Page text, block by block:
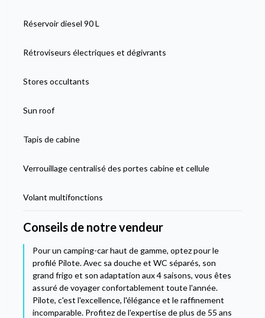
Réservoir diesel 90 L
Rétroviseurs électriques et dégivrants
Stores occultants
Sun roof
Tapis de cabine
Verrouillage centralisé des portes cabine et cellule
Volant multifonctions
Conseils de notre vendeur
Pour un camping-car haut de gamme, optez pour le
profilé Pilote. Avec sa douche et WC séparés, son
grand frigo et son adaptation aux 4 saisons, vous êtes
assuré de voyager confortablement toute l'année.
Pilote, c'est l'excellence, l'élégance et le raffinement
incomparable. Profitez de l'expertise de plus de 55 ans